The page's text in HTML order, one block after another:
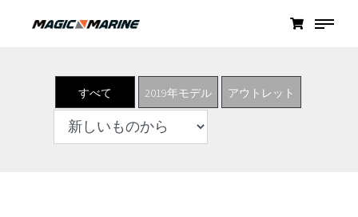
すべて 2019年モデル アウトレット